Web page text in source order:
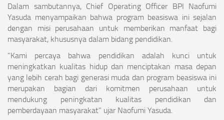
Dalam sambutannya, Chief Operating Officer BPI Naofumi
Yasuda menyampaikan bahwa program beasiswa ini sejalan
dengan misi perusahaan untuk memberikan manfaat bagi
masyarakat, khususnya dalam bidang pendidikan.
"Kami percaya bahwa pendidikan adalah kunci untuk
meningkatkan kualitas hidup dan menciptakan masa depan
yang lebih cerah bagi generasi muda dan program beasiswa ini
merupakan bagian dari komitmen perusahaan untuk
mendukung peningkatan kualitas pendidikan dan
pemberdayaan masyarakat" ujar Naofumi Yasuda.